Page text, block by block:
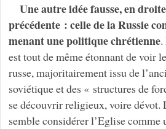
Une autre idée fausse, en
précédente : celle de la Russie
menant une politique chrétienne.
est tout de même étonnant de voir
russe, majoritairement issu de
soviétique et des « structures de
se découvrir religieux, voire dévot.
semble considérer l’Eglise